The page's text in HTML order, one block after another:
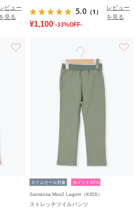
ビュー
見る
5.0 （1）
レビュー
を見る
¥1,100 -33%OFF-
タイムセール対象 ポイント10%
Samansa Mos2 Lagom（KIDS）
ストレッチツイルパンツ